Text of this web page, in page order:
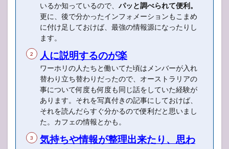
いるか知っているので、 パッと調べられて便利。
更に、後で分かったインフォメーションもこまめ
に付け足しておけば、最強の情報源になったりし
ます。
人に説明するのが楽
ワーホリの人たちと働いてた頃はメンバーが入れ
替わり立ち替わりだったので、オーストラリアの
事について何度も何度も同じ話をしていた経験が
あります。それを写真付きの記事にしておけば、
それを読んだらすぐ分かるので便利だと思いまし
た。カフェの情報とかも。
気持ちや情報が整理出来たり、思わ